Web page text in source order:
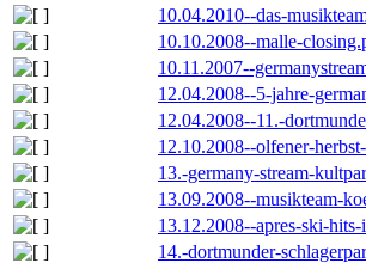
10.04.2010--das-
10.10.2008--malle-
10.11.2007--
12.04.2008--5-jahre-
12.04.2008--11.-
12.10.2008--olfener-
13.-germany-stream-
13.09.2008--musikteam-
13.12.2008--apres-ski-
14.-dortmunder-